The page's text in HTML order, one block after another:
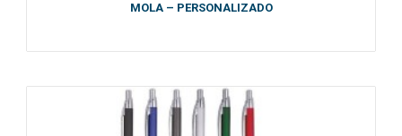
MOLA – PERSONALIZADO